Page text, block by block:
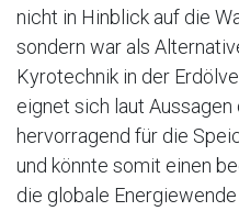
nicht in Hinblick auf die
sondern war als
Kyrotechnik in der
eignet sich laut
hervorragend für die
und könnte somit einen
die globale